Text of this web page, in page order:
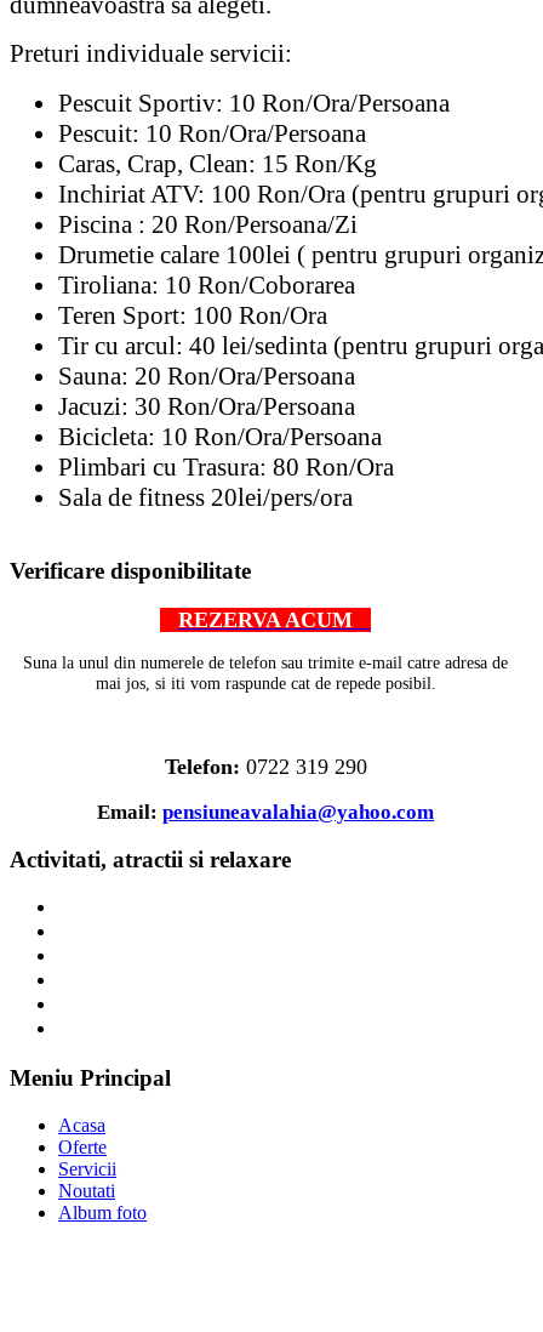
Pescuit: 10 Ron/Ora/Persoana
Caras, Crap, Clean: 15 Ron/Kg
Inchiriat ATV: 100 Ron/Ora(pentru grupuri
Piscina : 20 Ron/Persoana/Zi
Drumetie calare 100lei ( pentru grupuri
Tiroliana: 10 Ron/Coborarea
Teren Sport: 100 Ron/Ora
Tir cu arcul: 40 lei/sedinta
Sauna: 20 Ron/Ora/Persoana
Jacuzi: 30 Ron/Ora/Persoana
Bicicleta: 10 Ron/Ora/Persoana
Plimbari cu Trasura: 80 Ron/Ora
Sala de fitness 20lei/pers/ora
mai jos, si iti vom raspunde cat de repede posibil.
Oferte
Servicii
Noutati
Album foto